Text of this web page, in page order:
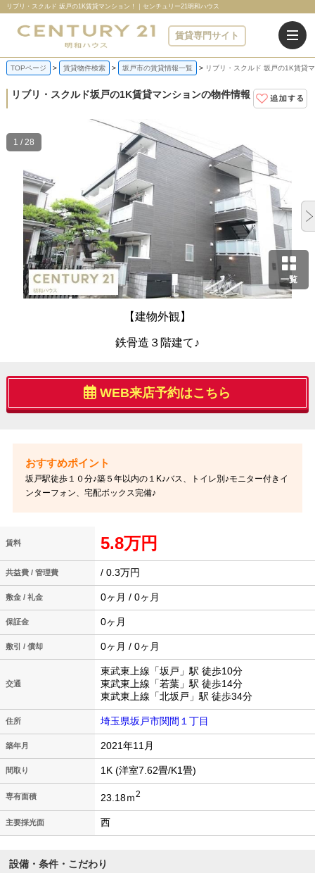
賃貸専門サイト
リブリ・スクルド 坂戸の1K賃貸マンション！｜センチュリー21明和ハウス
TOPページ 賃貸物件検索 坂戸市の賃貸情報一覧 リブリ・スクルド 坂戸の1K賃貸
リブリ・スクルド坂戸の1K賃貸マンションの物件情報
一覧
【建物外観】
鉄骨造３階建て♪
1 / 28
WEB来店予約はこちら
坂戸駅徒歩１０分♪築５年以内の１K♪バス、トイレ別♪モニター付きイ
ンターフォン、宅配ボックス完備♪
賃料 5.8万円
共益費 / 管理費 / 0.3万円
敷金 / 礼金 0ヶ月 / 0ヶ月
保証金 0ヶ月
敷引 / 償却 0ヶ月 / 0ヶ月
交通
東武東上線「坂戸」駅 徒歩10分
東武東上線「若葉」駅 徒歩14分
東武東上線「北坂戸」駅 徒歩34分
住所 埼玉県坂戸市関間１丁目
築年月 2021年11月
間取り 1K (洋室7.62畳/K1畳)
専有面積 23.18ｍ2
主要採光面 西
設備・条件・こだわり